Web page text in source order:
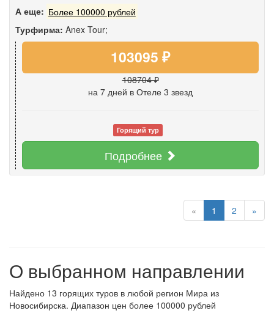
А еще: Более 100000 рублей
Турфирма: Anex Tour;
103095 ₽
108704 ₽
на 7 дней в Отеле 3 звезд
Горящий тур
Подробнее
« 1 2 »
О выбранном направлении
Найдено 13 горящих туров в любой регион Мира из
Новосибирска. Диапазон цен более 100000 рублей